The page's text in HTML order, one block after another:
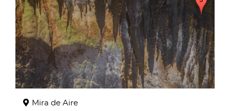
Mira de Aire